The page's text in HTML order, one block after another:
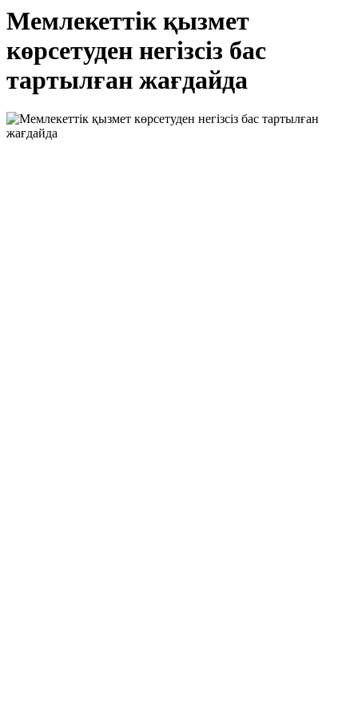
Мемлекеттік қызмет
көрсетуден негізсіз бас
тартылған жағдайда